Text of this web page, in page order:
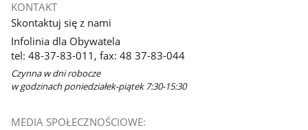
KONTAKT
Skontaktuj się z nami
Infolinia dla Obywatela
tel: 48-37-83-011, fax: 48 37-83-044
Czynna w dni robocze
w godzinach poniedziałek-piątek 7:30-15:30
MEDIA SPOŁECZNOŚCIOWE: